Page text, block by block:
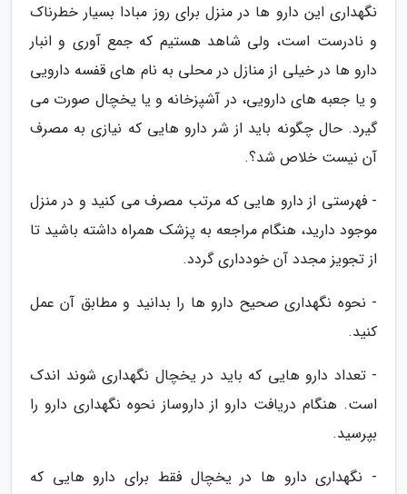
نگهداری این دارو ها در منزل برای روز مبادا بسیار خطرناک
و نادرست است، ولی شاهد هستیم که جمع آوری و انبار
دارو ها در خیلی از منازل در محلی به نام های قفسه دارویی
و یا جعبه های دارویی، در آشپزخانه و یا یخچال صورت می
گیرد. حال چگونه باید از شر دارو هایی که نیازی به مصرف
آن نیست خلاص شد؟.
- فهرستی از دارو هایی که مرتب مصرف می کنید و در منزل
موجود دارید، هنگام مراجعه به پزشک همراه داشته باشید تا
از تجویز مجدد آن خودداری گردد.
- نحوه نگهداری صحیح دارو ها را بدانید و مطابق آن عمل
کنید.
- تعداد دارو هایی که باید در یخچال نگهداری شوند اندک
است. هنگام دریافت دارو از داروساز نحوه نگهداری دارو را
بپرسید.
- نگهداری دارو ها در یخچال فقط برای دارو هایی که